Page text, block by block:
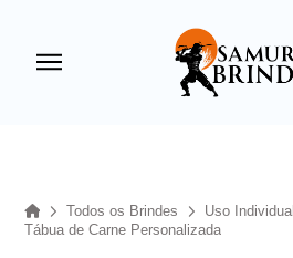
HomeTodos os Brindes
Uso Individual
Tábua de Carne Personalizada